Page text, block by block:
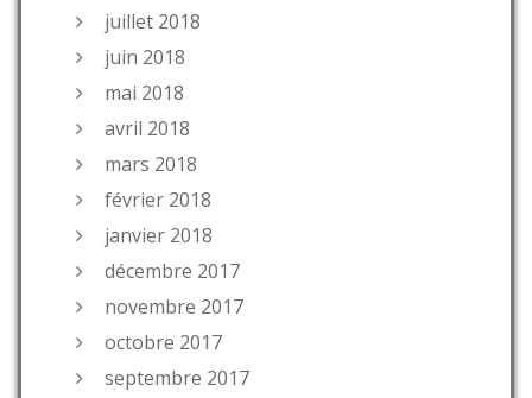
juillet 2018
juin 2018
mai 2018
avril 2018
mars 2018
février 2018
janvier 2018
décembre 2017
novembre 2017
octobre 2017
septembre 2017